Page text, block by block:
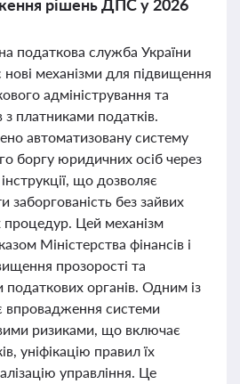
рішень ДПС у 2026
податкова служба України
механізми для підвищення
адміністрування та
з платниками податків.
автоматизовану систему
боргу юридичних осіб через
що дозволяє
заборгованість без зайвих
процедур. Цей механізм
Міністерства фінансів і
прозорості та
податкових органів. Одним із
впровадження системи
ризиками, що включає
уніфікацію правил їх
управління. Це